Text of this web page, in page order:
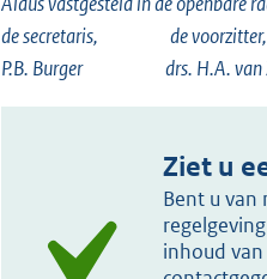
de secretaris, de voorzitter,
P.B. Burger drs. H.A. van
Ziet u
Bent u van
inhoud